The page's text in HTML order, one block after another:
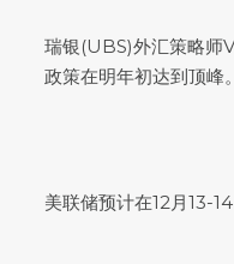
瑞银(UBS)外汇策略师
政策在明年初达到顶峰
美联储预计在12月13-